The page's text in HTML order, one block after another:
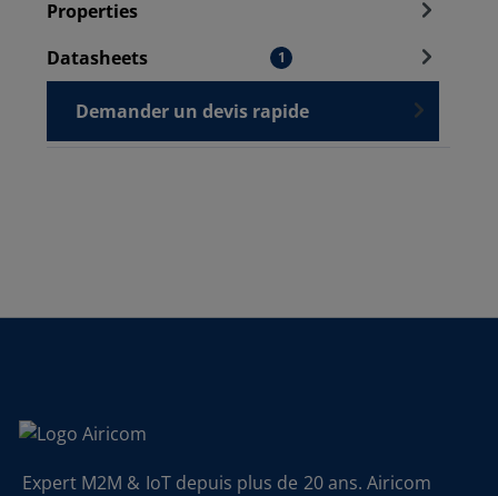
Properties
Datasheets
1
Demander un devis rapide
Expert M2M & IoT depuis plus de 20 ans. Airicom